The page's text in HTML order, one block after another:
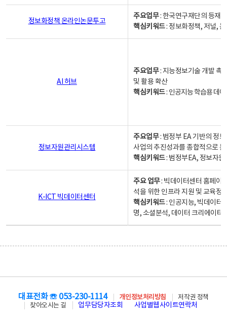
정보화정책 온라인논문투고
주요업무: 한국연구재단의 등재
핵심키워드: 정보화정책, 저널,
AI 허브
주요업무: 지능정보기술 개발 촉
및 활용 확산
핵심키워드: 인공지능 학습용 데
정보자원관리시스템
주요업무: 범정부 EA 기반의 정
사업의 추진성과를 종합적으로
핵심키워드: 범정부EA, 정보자
K-ICT 빅데이터센터
주요 업무: 빅데이터센터 홈페이
석을 위한 인프라 지원 및 교육정
핵심키워드: 인공지능, 빅데이터,
명, 소셜분석, 데이터 크리에이터
대표전화 ☏ 053-230-1114 개인정보처리방침
저작권 정책
찾아오시는 길
업무담당자조회 사업별웹사이트연락처